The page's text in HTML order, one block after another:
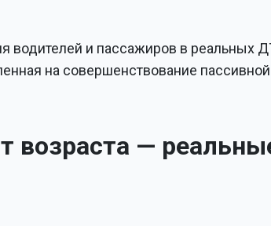
водителей и пассажиров в реальных
на совершенствование пассивной
возраста —